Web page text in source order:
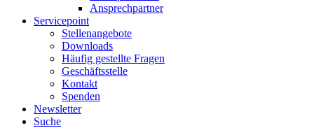
Ansprechpartner
Servicepoint
Stellenangebote
Downloads
Häufig gestellte Fragen
Geschäftsstelle
Kontakt
Spenden
Newsletter
Suche